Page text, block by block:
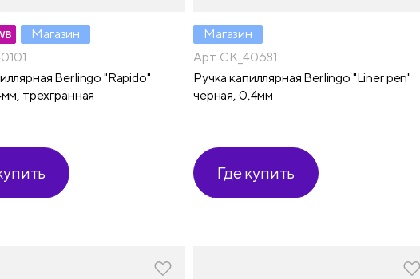
Магазин
Berlingo "Rapido"
трехгранная
Магазин
Арт. CK_40681
Ручка капиллярная Berlingo "Liner pen"
черная, 0,4мм
Где купить